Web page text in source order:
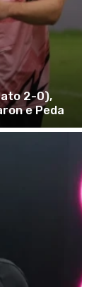
2-0),
e Peda